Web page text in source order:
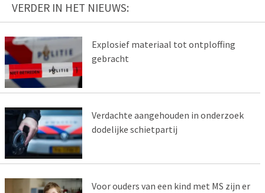
VERDER IN HET NIEUWS:
Explosief materiaal tot ontploffing
gebracht
Verdachte aangehouden in onderzoek
dodelijke schietpartij
Voor ouders van een kind met MS zijn er